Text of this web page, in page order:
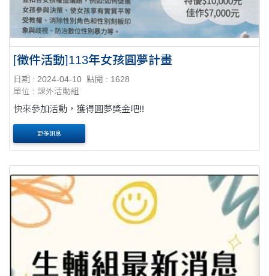
[徵件活動]113年女孩圓夢計畫
日期 : 2024-04-10 點閱 : 1628
單位 : 課外活動組
快來參加活動，獲得圓夢獎金吧!!
更多訊息